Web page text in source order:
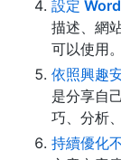
設定
描述、網
可以使用。
依照興趣
是分享自
巧、分析
持續優化